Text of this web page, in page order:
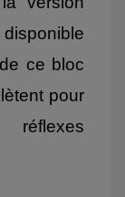
ce bloc
pour